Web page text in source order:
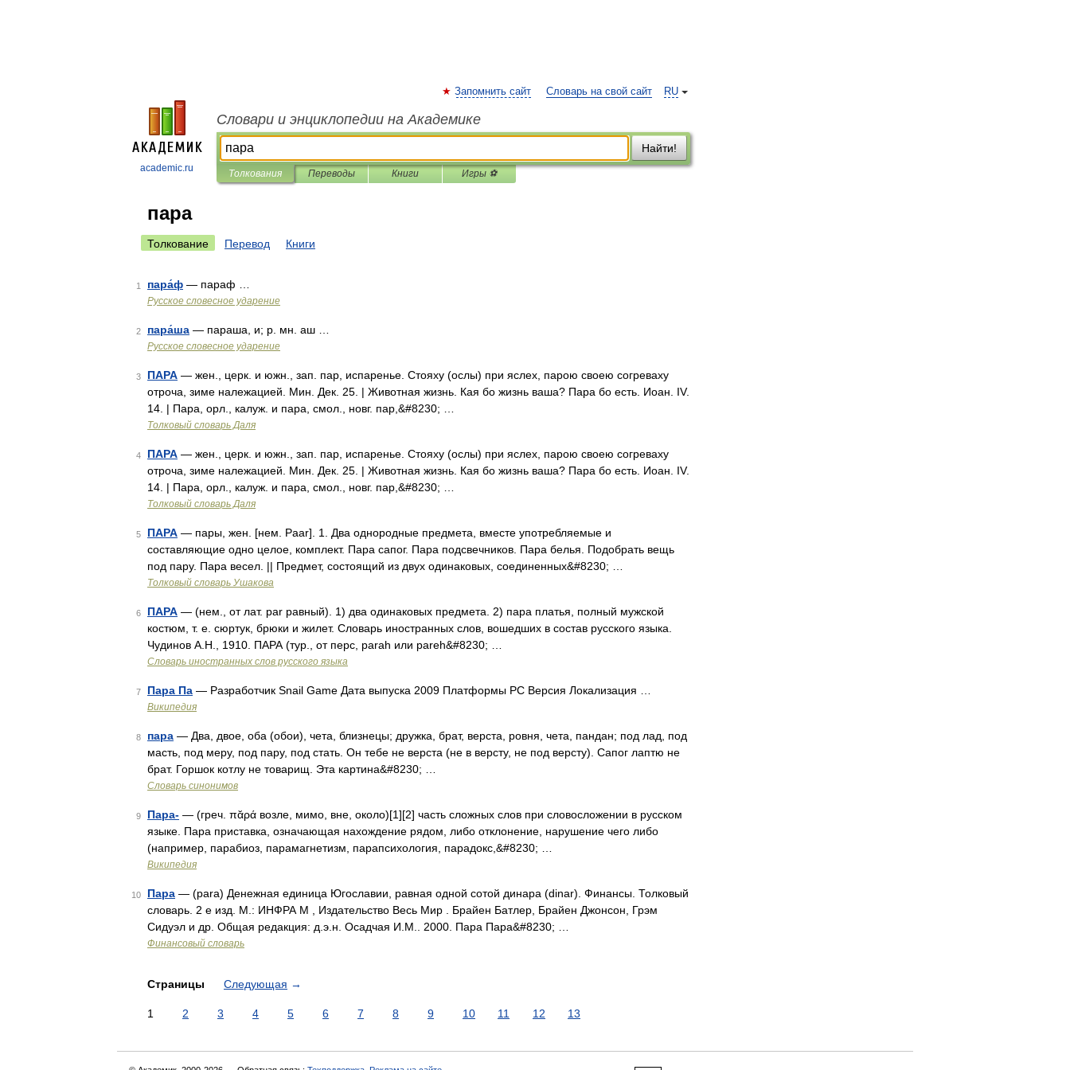
academic.ru
RU
Запомнить сайт Словарь на свой сайт
Словари и энциклопедии на Академике
Найти!
Толкования Переводы Книги Игры ⚽
пара
Толкование Перевод Книги
1 пара́ф — параф …
Русское словесное ударение
2 пара́ша — параша, и; р. мн. аш …
Русское словесное ударение
3 ПАРА — жен., церк. и южн., зап. пар, испаренье. Стояху (ослы) при яслех, парою своею согреваху
отроча, зиме належацией. Мин. Дек. 25. | Животная жизнь. Кая бо жизнь ваша? Пара бо есть. Иоан. IV.
14. | Пара, орл., калуж. и пара, смол., новг. пар,&#8230; …
Толковый словарь Даля
4 ПАРА — жен., церк. и южн., зап. пар, испаренье. Стояху (ослы) при яслех, парою своею согреваху
отроча, зиме належацией. Мин. Дек. 25. | Животная жизнь. Кая бо жизнь ваша? Пара бо есть. Иоан. IV.
14. | Пара, орл., калуж. и пара, смол., новг. пар,&#8230; …
Толковый словарь Даля
5 ПАРА — пары, жен. [нем. Paar]. 1. Два однородные предмета, вместе употребляемые и
составляющие одно целое, комплект. Пара сапог. Пара подсвечников. Пара белья. Подобрать вещь
под пару. Пара весел. || Предмет, состоящий из двух одинаковых, соединенных&#8230; …
Толковый словарь Ушакова
6 ПАРА — (нем., от лат. par равный). 1) два одинаковых предмета. 2) пара платья, полный мужской
костюм, т. е. сюртук, брюки и жилет. Словарь иностранных слов, вошедших в состав русского языка.
Чудинов А.Н., 1910. ПАРА (тур., от перс, parah или pareh&#8230; …
Словарь иностранных слов русского языка
7 Пара Па — Разработчик Snail Game Дата выпуска 2009 Платформы PC Версия Локализация …
Википедия
8 пара — Два, двое, оба (обои), чета, близнецы; дружка, брат, верста, ровня, чета, пандан; под лад, под
масть, под меру, под пару, под стать. Он тебе не верста (не в версту, не под версту). Сапог лаптю не
брат. Горшок котлу не товарищ. Эта картина&#8230; …
Словарь синонимов
9 Пара- — (греч. πᾰρά возле, мимо, вне, около)[1][2] часть сложных слов при словосложении в русском
языке. Пара приставка, означающая нахождение рядом, либо отклонение, нарушение чего либо
(например, парабиоз, парамагнетизм, парапсихология, парадокс,&#8230; …
Википедия
10 Пара — (para) Денежная единица Югославии, равная одной сотой динара (dinar). Финансы. Толковый
словарь. 2 е изд. М.: ИНФРА М , Издательство Весь Мир . Брайен Батлер, Брайен Джонсон, Грэм
Сидуэл и др. Общая редакция: д.э.н. Осадчая И.М.. 2000. Пара Пара&#8230; …
Финансовый словарь
Страницы Следующая →
1 2 3 4 5 6 7 8 9 10 11 12 13